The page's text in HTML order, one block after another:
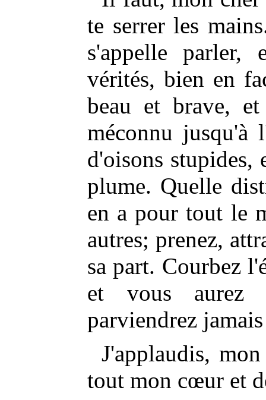
te serrer les
s'appelle
vérités, bien en
beau et brave,
méconnu jusqu'à
d'oisons stupides,
plume. Quelle
en a pour tout le
autres; prenez,
sa part. Courbez
et vous aurez
parviendrez
J'applaudis,
tout mon cœur et